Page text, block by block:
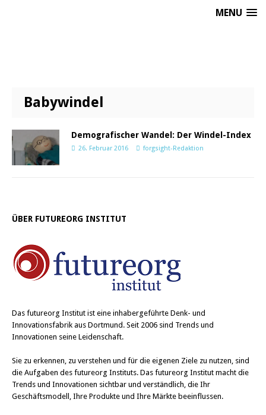
MENU
Babywindel
Demografischer Wandel: Der Windel-Index
26. Februar 2016 forgsight-Redaktion
ÜBER FUTUREORG INSTITUT
Das futureorg Institut ist eine inhabergeführte Denk- und
Innovationsfabrik aus Dortmund. Seit 2006 sind Trends und
Innovationen seine Leidenschaft.
Sie zu erkennen, zu verstehen und für die eigenen Ziele zu nutzen, sind
die Aufgaben des futureorg Instituts. Das futureorg Institut macht die
Trends und Innovationen sichtbar und verständlich, die Ihr
Geschäftsmodell, Ihre Produkte und Ihre Märkte beeinflussen.